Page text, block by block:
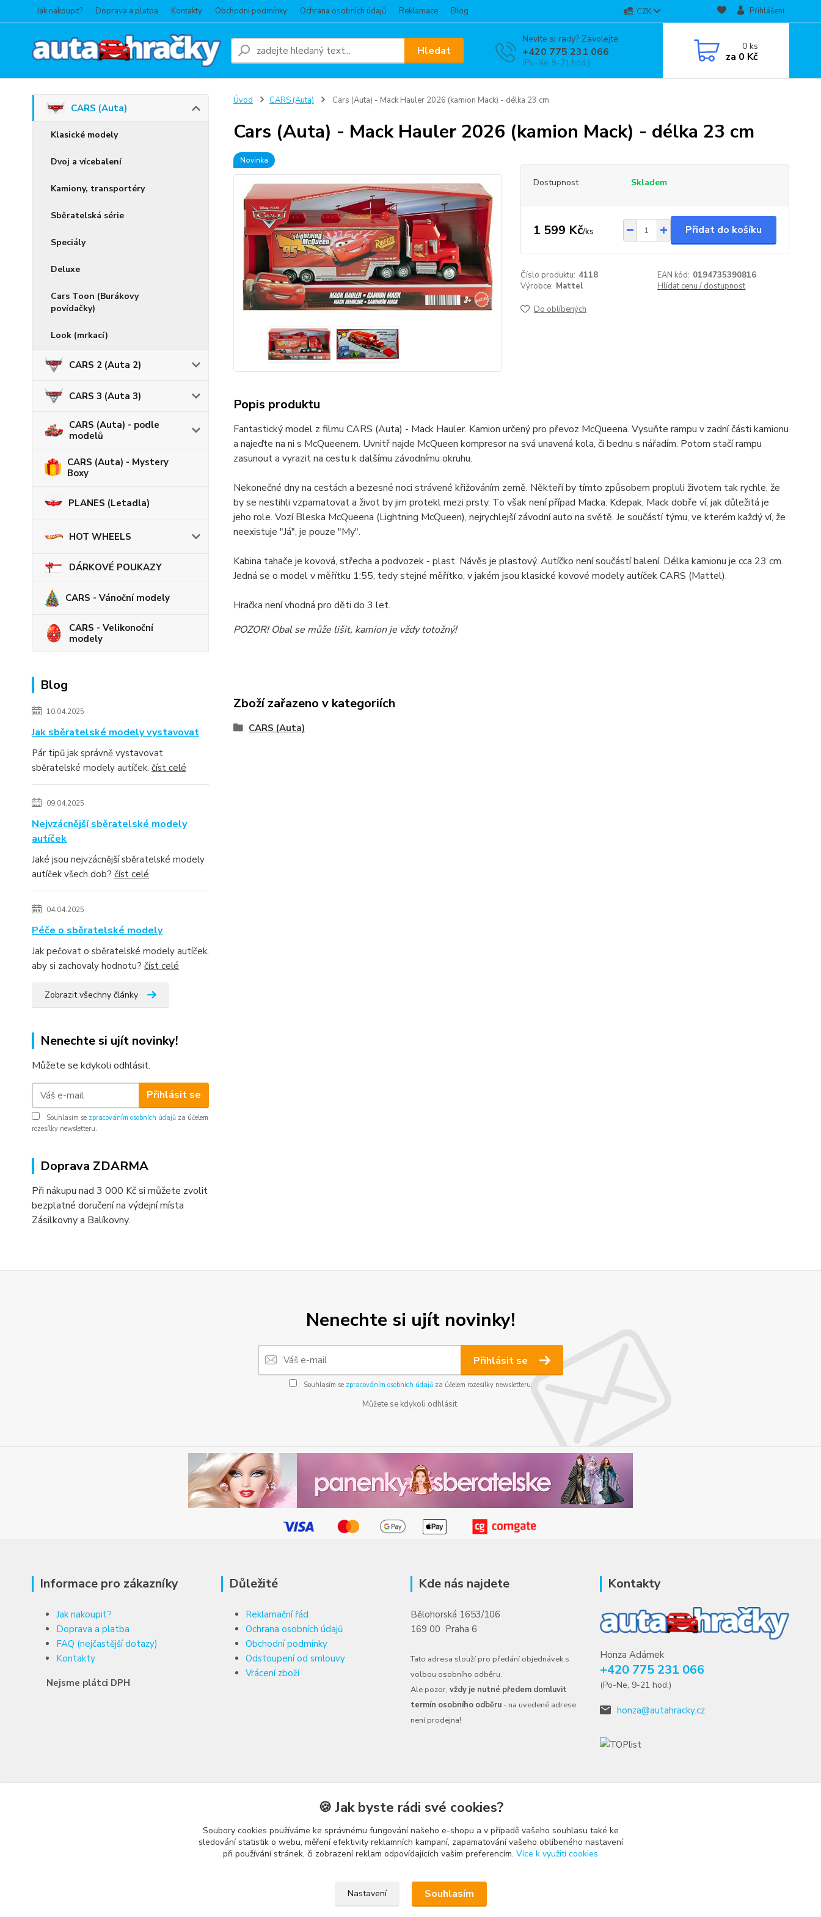
Jak nakoupit? Doprava a platba Kontakty Obchodní podmínky Ochrana osobních údajů Reklamace Blog CZK Přihlášení
Hledat
Nevíte si rady? Zavolejte.
+420 775 231 066
(Po-Ne, 9-21 hod.)
0ks
za 0 Kč
CARS (Auta)
Klasické modely
Dvoj a vícebalení
Kamiony, transportéry
Sběratelská série
Speciály
Deluxe
Cars Toon (Burákovy
povídačky)
Look (mrkací)
CARS 2 (Auta 2)
CARS 3 (Auta 3)
CARS (Auta) - podle
modelů
CARS (Auta) - Mystery
Boxy
PLANES (Letadla)
HOT WHEELS
DÁRKOVÉ POUKAZY
CARS - Vánoční modely
CARS - Velikonoční
modely
Blog
10.04.2025
Jak sběratelské modely vystavovat
Pár tipů jak správně vystavovat
sběratelské modely autíček. číst celé
09.04.2025
Nejvzácnější sběratelské modely
autíček
Jaké jsou nejvzácnější sběratelské modely
autíček všech dob? číst celé
04.04.2025
Péče o sběratelské modely
Jak pečovat o sběratelské modely autíček,
aby si zachovaly hodnotu? číst celé
Zobrazit všechny články
Nenechte si ujít novinky!
Můžete se kdykoli odhlásit.
Přihlásit se
Souhlasím se zpracováním osobních údajů za účelem
rozesílky newsletteru.
Doprava ZDARMA
Při nákupu nad 3 000 Kč si můžete zvolit
bezplatné doručení na výdejní místa
Zásilkovny a Balíkovny.
Úvod CARS (Auta) Cars (Auta) - Mack Hauler 2026 (kamion Mack) - délka 23 cm
Cars (Auta) - Mack Hauler 2026 (kamion Mack) - délka 23 cm
Novinka
Dostupnost Skladem
1 599 Kč/ks Přidat do košíku
Číslo produktu: 4118 EAN kód: 0194735390816
Výrobce: Mattel Hlídat cenu / dostupnost
Do oblíbených
Popis produktu
Fantastický model z filmu CARS (Auta) - Mack Hauler. Kamion určený pro převoz McQueena. Vysuňte rampu v zadní části kamionu
a najeďte na ni s McQueenem. Uvnitř najde McQueen kompresor na svá unavená kola, či bednu s nářadím. Potom stačí rampu
zasunout a vyrazit na cestu k dalšímu závodnímu okruhu.
Nekonečné dny na cestách a bezesné noci strávené křižováním země. Někteří by tímto způsobem propluli životem tak rychle, že
by se nestihli vzpamatovat a život by jim protekl mezi prsty. To však není případ Macka. Kdepak, Mack dobře ví, jak důležitá je
jeho role. Vozí Bleska McQueena (Lightning McQueen), nejrychlejší závodní auto na světě. Je součástí týmu, ve kterém každý ví, že
neexistuje "Já", je pouze "My".
Kabina tahače je kovová, střecha a podvozek - plast. Návěs je plastový. Autíčko není součástí balení. Délka kamionu je cca 23 cm.
Jedná se o model v měřítku 1:55, tedy stejné měřítko, v jakém jsou klasické kovové modely autíček CARS (Mattel).
Hračka není vhodná pro děti do 3 let.
POZOR! Obal se může lišit, kamion je vždy totožný!
Zboží zařazeno v kategoriích
CARS (Auta)
Nenechte si ujít novinky!
Přihlásit se
Souhlasím se zpracováním osobních údajůza účelem rozesílky newsletteru.
Můžete se kdykoli odhlásit.
Informace pro zákazníky
Jak nakoupit?
Doprava a platba
FAQ (nejčastější dotazy)
Kontakty
Nejsme plátci DPH
Důležité
Reklamační řád
Ochrana osobních údajů
Obchodní podmínky
Odstoupení od smlouvy
Vrácení zboží
Kde nás najdete
Bělohorská 1653/106
169 00 Praha 6
Tato adresa slouží pro předání objednávek s
volbou osobního odběru.
Ale pozor, vždy je nutné předem domluvit
termín osobního odběru - na uvedené adrese
není prodejna!
Kontakty
Honza Adámek
+420 775 231 066
(Po-Ne, 9-21 hod.)
honza@autahracky.cz
Upravit sběr cookies.
🍪 Jak byste rádi své cookies?
Soubory cookies používáme ke správnému fungování našeho e-shopu a v případě vašeho souhlasu také ke
sledování statistik o webu, měření efektivity reklamních kampaní, zapamatování vašeho oblíbeného nastavení
při používání stránek, či zobrazení reklam odpovídajících vašim preferencím. Více k využití cookies
Nastavení Souhlasím